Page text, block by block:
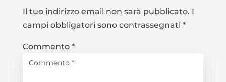
Il tuo indirizzo email non sarà pubblicato. I
campi obbligatori sono contrassegnati *
Commento *